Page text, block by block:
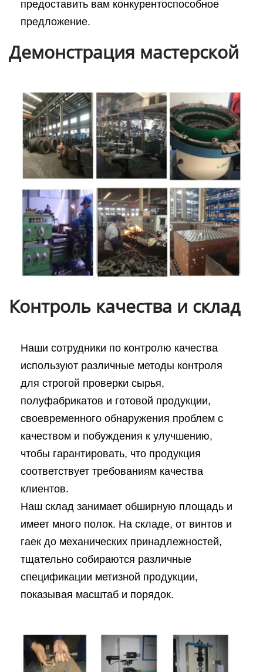
предоставить вам конкурентоспособное
предложение.
Демонстрация мастерской
Контроль качества и склад
Наши сотрудники по контролю качества
используют различные методы контроля
для строгой проверки сырья,
полуфабрикатов и готовой продукции,
своевременного обнаружения проблем с
качеством и побуждения к улучшению,
чтобы гарантировать, что продукция
соответствует требованиям качества
клиентов.
Наш склад занимает обширную площадь и
имеет много полок. На складе, от винтов и
гаек до механических принадлежностей,
тщательно собираются различные
спецификации метизной продукции,
показывая масштаб и порядок.